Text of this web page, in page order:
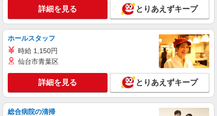
パート
時給1,150円 ※22:00〜翌5:00：時給1,438円 ※
高校生時給1,080円 ※早朝手当（5:00〜9:00）時給
キープ 詳細を見る
アルバイト パート
詳細を見る とりあえずキープ
ホールスタッフ
時給 1,150円
仙台市青葉区
詳細を見る とりあえずキープ
総合病院の清掃